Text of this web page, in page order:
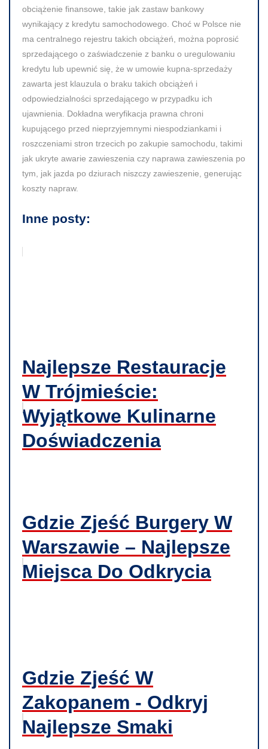
obciążenie finansowe, takie jak zastaw bankowy
wynikający z kredytu samochodowego. Choć w Polsce nie
ma centralnego rejestru takich obciążeń, można poprosić
sprzedającego o zaświadczenie z banku o uregulowaniu
kredytu lub upewnić się, że w umowie kupna-sprzedaży
zawarta jest klauzula o braku takich obciążeń i
odpowiedzialności sprzedającego w przypadku ich
ujawnienia. Dokładna weryfikacja prawna chroni
kupującego przed nieprzyjemnymi niespodziankami i
roszczeniami stron trzecich po zakupie samochodu, takimi
jak ukryte awarie zawieszenia czy naprawa zawieszenia po
tym, jak jazda po dziurach niszczy zawieszenie, generując
koszty napraw.
Inne posty:
Najlepsze Restauracje
W Trójmieście:
Wyjątkowe Kulinarne
Doświadczenia
Gdzie Zjeść Burgery W
Warszawie – Najlepsze
Miejsca Do Odkrycia
Gdzie Zjeść W
Zakopanem - Odkryj
Najlepsze Smaki